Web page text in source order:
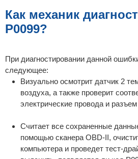
Как механик
P0099?
При диагностировании данной
следующее:
Визуально осмотрит датчик 2
воздуха, а также проверит
электрические провода и разъем
Считает все сохраненные
помощью сканера OBD-II,
компьютера и проведет тест-